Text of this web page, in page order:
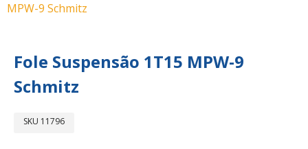
MPW-9 Schmitz
Fole Suspensão 1T15 MPW-9
Schmitz
SKU 11796